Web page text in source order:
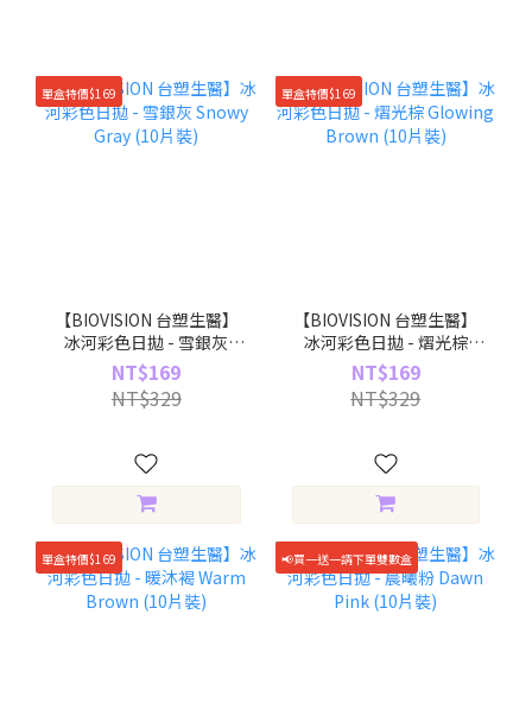
單盒特價$169
【BIOVISION 台塑生醫】
冰河彩色日拋 - 雪銀灰
Snowy Gray (10片裝)
NT$169
NT$329
單盒特價$169
【BIOVISION 台塑生醫】
冰河彩色日拋 - 熠光棕
Glowing Brown (10片裝)
NT$169
NT$329
單盒特價$169 📢買一送一請下單雙數盒